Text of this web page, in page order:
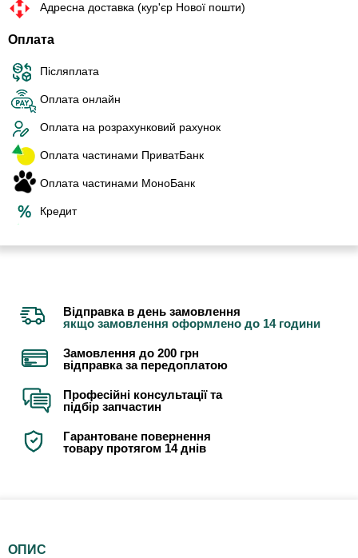
Адресна доставка (кур'єр Нової пошти)
Оплата
Післяплата
Оплата онлайн
Оплата на розрахунковий рахунок
Оплата частинами ПриватБанк
Оплата частинами МоноБанк
Кредит
Відправка в день замовлення
якщо замовлення оформлено до 14 години
Замовлення до 200 грн
відправка за передоплатою
Професійні консультації та
підбір запчастин
Гарантоване повернення
товару протягом 14 днів
ОПИС